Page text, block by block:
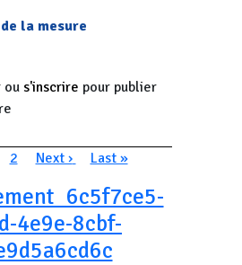
la mesure
ou s'inscrire pour publier
courante
Page
2 Page suivante
Next › Dernière page
Last »
4e9e-8cbf-